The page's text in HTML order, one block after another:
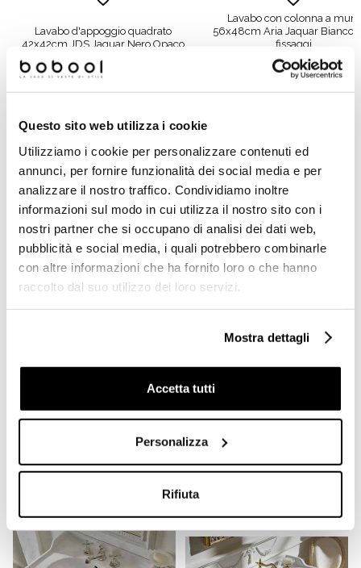
Questo sito web utilizza i cookie
Utilizziamo i cookie per personalizzare contenuti ed
annunci, per fornire funzionalità dei social media e per
analizzare il nostro traffico. Condividiamo inoltre
informazioni sul modo in cui utilizza il nostro sito con i
nostri partner che si occupano di analisi dei dati web,
pubblicità e social media, i quali potrebbero combinarle
con altre informazioni che ha fornito loro o che hanno
raccolto dal suo utilizzo dei loro servizi.
Mostra dettagli
Accetta tutti
Personalizza
Rifiuta
Lavabo d'appoggio quadrato
42x42cm JDS Jaquar Nero Opaco
€ 130,54 € 84,90
Lavabo con colonna a muro
56x48cm Aria Jaquar Bianco
fissaggi
€ 224,48 € 69,90
Prodotti simili
-35%
quadrato 42x42cm JDS
€ 130,54 € 84,90
ceramica bianca 57 cm -
€ 506,30 € 333,70